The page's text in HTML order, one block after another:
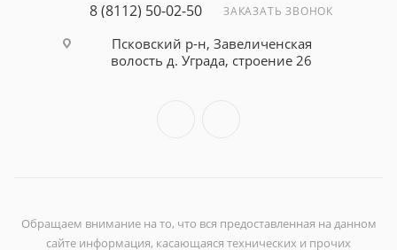
8 (8112) 50-02-50 ЗАКАЗАТЬ ЗВОНОК
Псковский р-н, Завеличенская
волость д. Уграда, строение 26
Обращаем внимание на то, что вся предоставленная на данном
сайте информация, касающаяся технических и прочих